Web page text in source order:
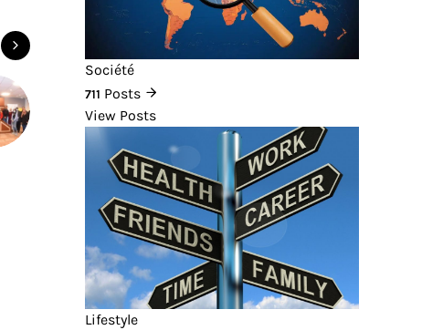
Société
711 Posts
View Posts
Lifestyle